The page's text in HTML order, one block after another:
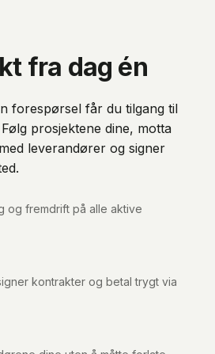
fra dag én
forespørsel får du tilgang til
prosjektene dine, motta
leverandører og signer
og fremdrift på alle aktive
kontrakter og betal trygt via